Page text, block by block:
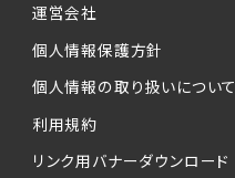
運営会社
個人情報保護方針
個人情報の取り扱いについて
利用規約
リンク用バナーダウンロード